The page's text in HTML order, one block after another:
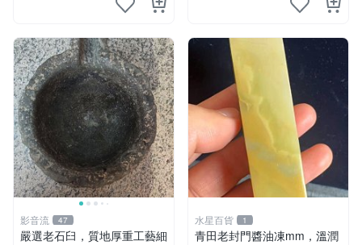
影音流 47
嚴選老石臼，質地厚重工藝細
水星百貨 1
青田老封門醬油凍mm，溫潤